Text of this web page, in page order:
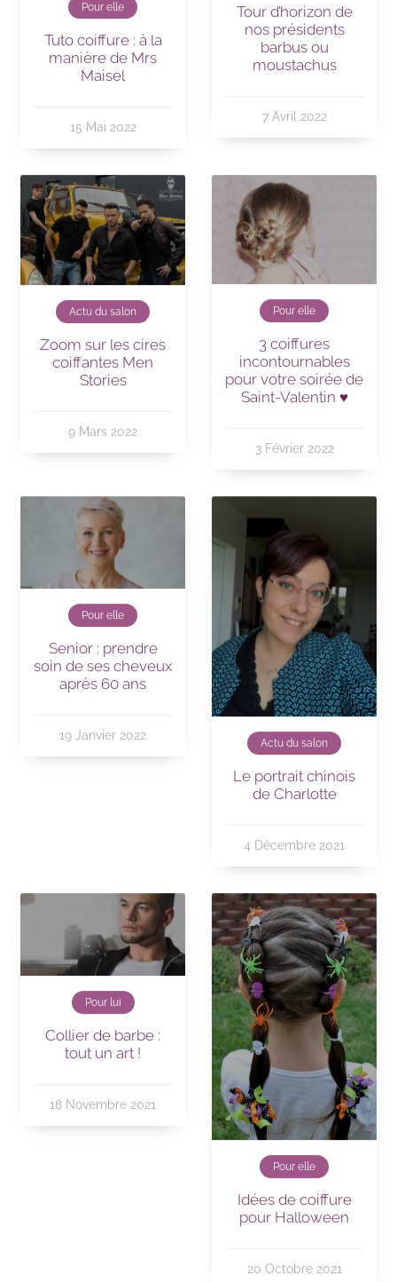
Pour elle
Tuto coiffure : à la
manière de Mrs
Maisel
15 Mai 2022
Tour d’horizon de
nos présidents
barbus ou
moustachus
7 Avril 2022
Actu du salon
Zoom sur les cires
coiffantes Men
Stories
9 Mars 2022
Pour elle
3 coiffures
incontournables
pour votre soirée de
Saint-Valentin ♥
3 Février 2022
Pour elle
Senior : prendre
soin de ses cheveux
après 60 ans
19 Janvier 2022
Actu du salon
Le portrait chinois
de Charlotte
4 Décembre 2021
Pour lui
Collier de barbe :
tout un art !
18 Novembre 2021
Pour elle
Idées de coiffure
pour Halloween
20 Octobre 2021